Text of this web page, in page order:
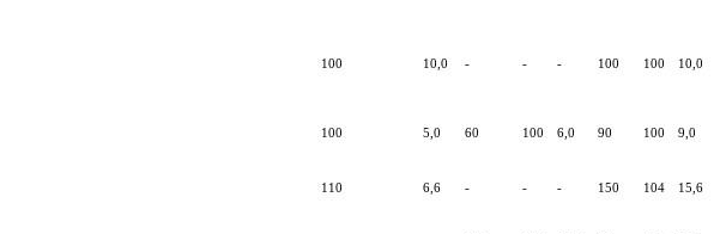
100 10,0 - - - 100 100 10,0
100 5,0 60 100 6,0 90 100 9,0
110 6,6 - - - 150 104 15,6